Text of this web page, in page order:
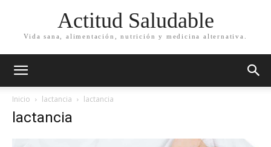
Actitud Saludable
Vida sana, alimentación, nutrición y medicina alternativa.
Inicio lactancia lactancia
lactancia